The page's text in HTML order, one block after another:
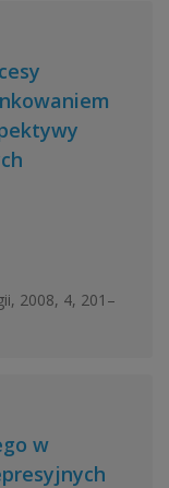
2008, 4, 201–
w